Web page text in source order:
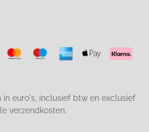
euro's, inclusief btw en exclusief
verzendkosten.